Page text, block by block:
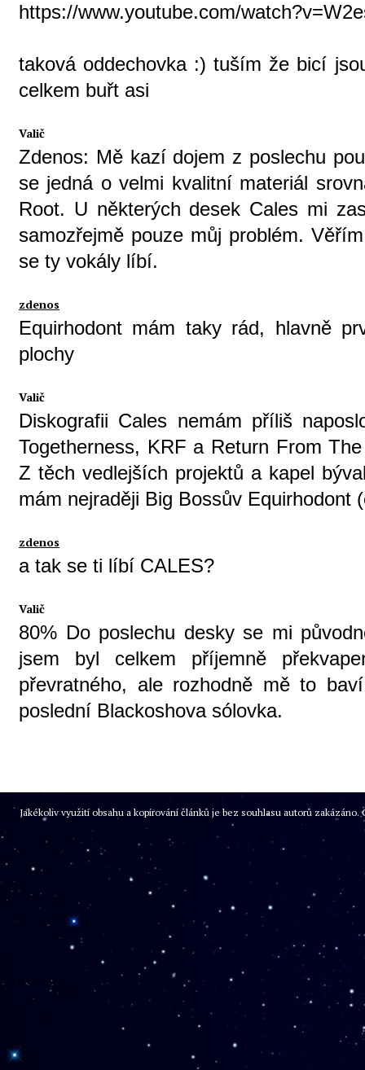
https://www.youtube.com/
taková oddechovka :) tuším že bicí
celkem buřt asi
Valič
Zdenos: Mě kazí dojem z poslechu
se jedná o velmi kvalitní materiál
Root. U některých desek Cales mi
samozřejmě pouze můj problém.
se ty vokály líbí.
zdenos
Equirhodont mám taky rád, hlavně
plochy
Valič
Diskografii Cales nemám příliš
Togetherness, KRF a Return From
Z těch vedlejších projektů a kapel
mám nejraději Big Bossův Equirhodont
zdenos
a tak se ti líbí CALES?
Valič
80% Do poslechu desky se mi
jsem byl celkem příjemně
převratného, ale rozhodně mě to
poslední Blackoshova sólovka.
Jakékoliv využití obsahu a kopírování článků je bez souhlasu autorů